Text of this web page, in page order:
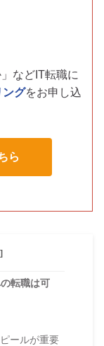
などIT転職に
ングをお申し込
ら
転職は可
ールが重要